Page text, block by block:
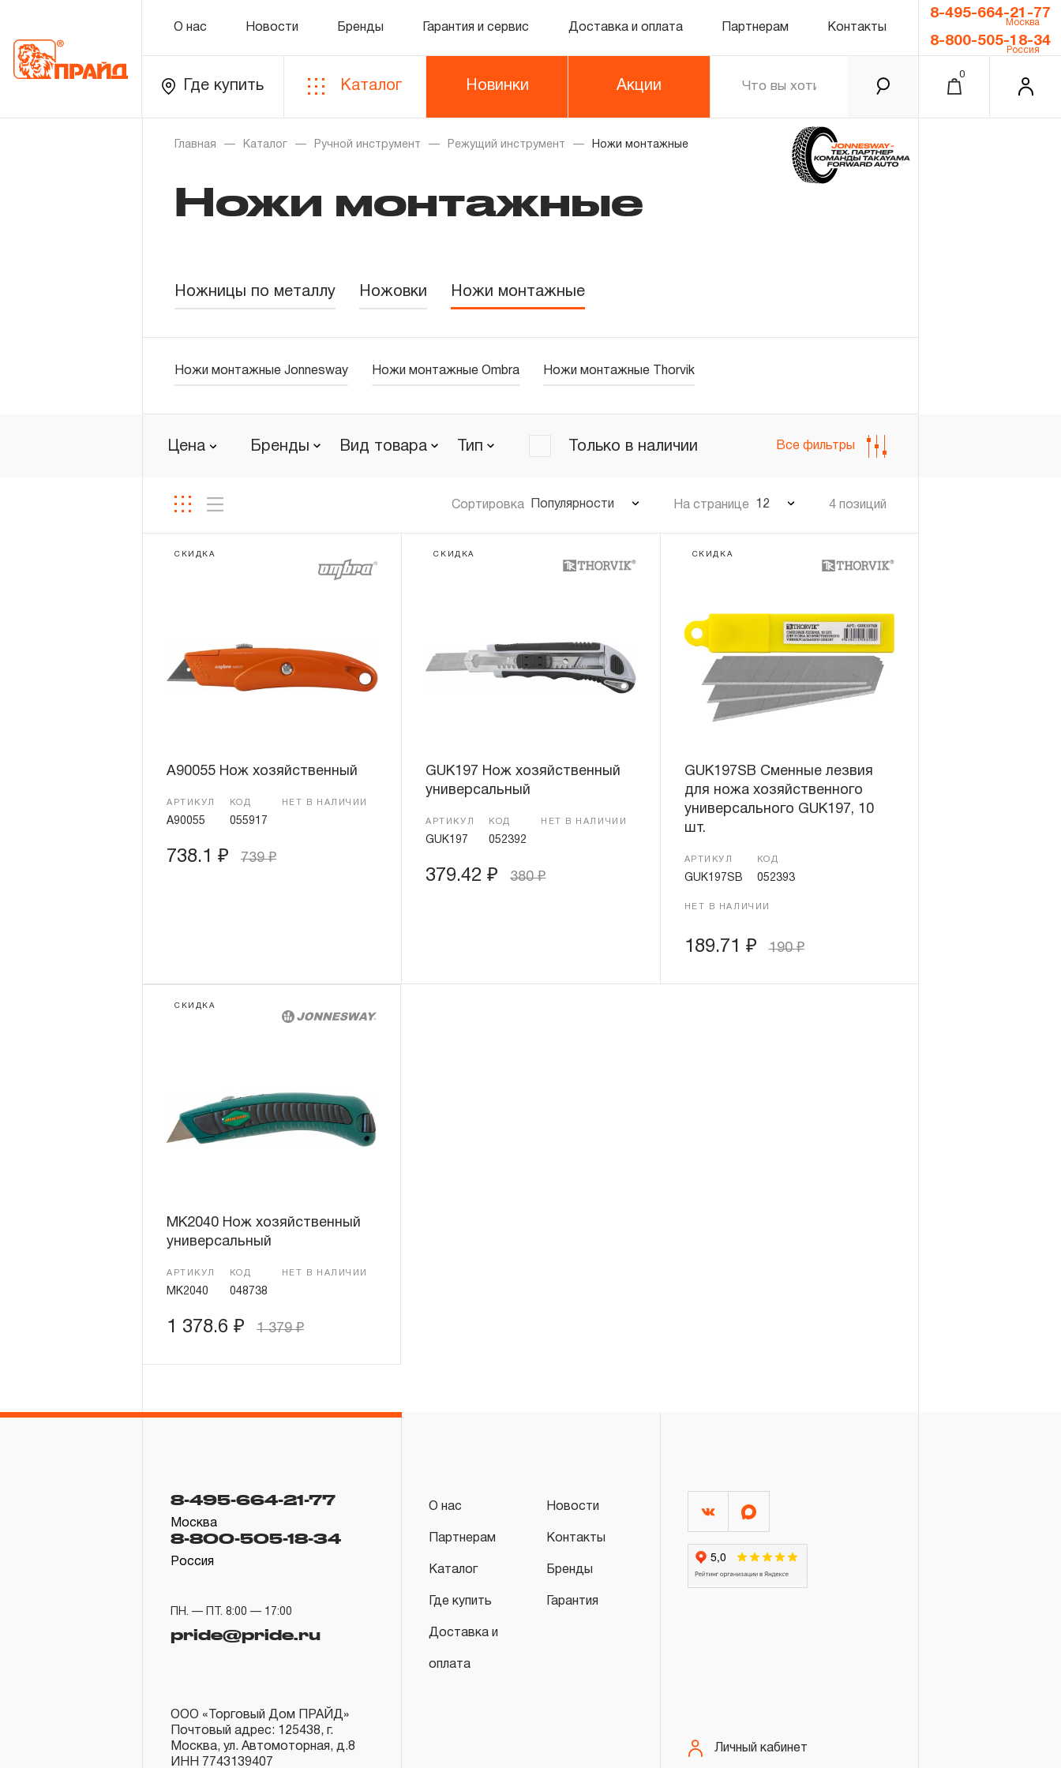
О нас Новости Бренды Гарантия и сервис Доставка и оплата Партнерам Контакты
8-495-664-21-77
Москва
8-800-505-18-34
Россия
Где купить Каталог Новинки Акции
0
Каталог
Золотая лихорадка
Уцененный товар
О нас
Новости
Гарантия и сервис
Доставка и оплата
Партнерам
Главная Каталог Ручной инструмент Режущий инструмент Ножи монтажные
Ножи монтажные
Ножницы по металлу Ножовки Ножи монтажные
Ножи монтажные Jonnesway Ножи монтажные Ombra Ножи монтажные Thorvik
Цена Бренды Вид товара Тип Только в наличии Все фильтры
Сортировка Популярности На странице 12 4 позиций
СКИДКА
A90055 Нож хозяйственный
АРТИКУЛ
A90055
КОД
055917
НЕТ В НАЛИЧИИ
738.1 ₽ 739₽
СКИДКА
GUK197 Нож хозяйственный
универсальный
АРТИКУЛ
GUK197
КОД
052392
НЕТ В НАЛИЧИИ
379.42₽ 380₽
СКИДКА
GUK197SB Сменные лезвия
для ножа хозяйственного
универсального GUK197, 10
шт.
АРТИКУЛ
GUK197SB
КОД
052393
НЕТ В НАЛИЧИИ
189.71 ₽ 190₽
СКИДКА
MK2040 Нож хозяйственный
универсальный
АРТИКУЛ
MK2040
КОД
048738
НЕТ В НАЛИЧИИ
1 378.6 ₽ 1 379₽
8-495-664-21-77
Москва
8-800-505-18-34
Россия
ПН. — ПТ. 8:00 — 17:00
pride@pride.ru
ООО «Торговый Дом ПРАЙД»
Почтовый адрес: 125438, г.
Москва, ул. Автомоторная, д.8
ИНН 7743139407
О нас Новости
Партнерам Контакты
Каталог Бренды
Где купить Гарантия
Доставка и
оплата
Личный кабинет